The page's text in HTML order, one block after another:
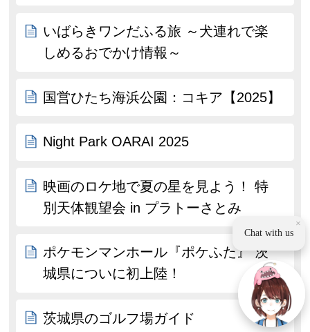
いばらきワンだふる旅 ～犬連れで楽
しめるおでかけ情報～
国営ひたち海浜公園：コキア【2025】
Night Park OARAI 2025
映画のロケ地で夏の星を見よう！ 特
別天体観望会 in プラトーさとみ
ポケモンマンホール『ポケふた』 茨
城県についに初上陸！
茨城県のゴルフ場ガイド
×
Chat with us